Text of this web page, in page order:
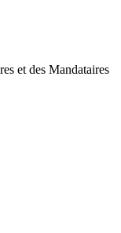
et des Mandataires